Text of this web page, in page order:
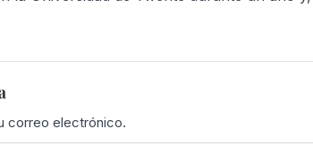
correo electrónico.